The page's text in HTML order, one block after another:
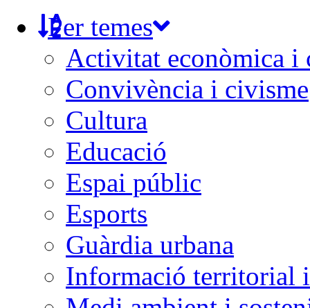
Per temes
Activitat econòmica i
Convivència i civisme
Cultura
Educació
Espai públic
Esports
Guàrdia urbana
Informació territorial